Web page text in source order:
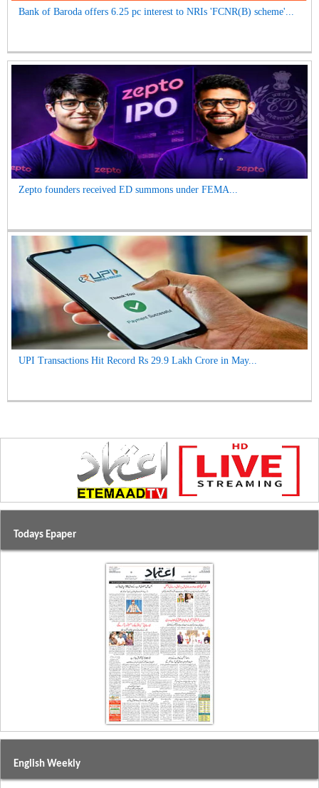
Bank of Baroda offers 6.25 pc interest to NRIs 'FCNR(B) scheme'...
Zepto founders received ED summons under FEMA...
UPI Transactions Hit Record Rs 29.9 Lakh Crore in May...
Todays Epaper
English Weekly